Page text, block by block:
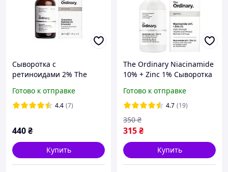
Сыворотка с
ретиноидами 2% The
Retinoid 2% Emulsion 30
мл
Готово к отправке
4.4 (7)
440₴
Купить
The Ordinary Niacinamide
10% + Zinc 1% Сыворотка
30ml
Готово к отправке
4.7 (19)
315₴
350 ₴
Купить